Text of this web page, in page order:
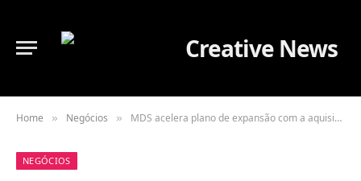
Home » Negócios » MDS acelera plano de expansão com a aquisição da Agille
NEGÓCIOS